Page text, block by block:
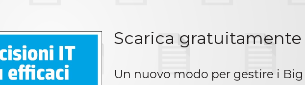
Scarica gratuitamente
Un nuovo modo per gestire i